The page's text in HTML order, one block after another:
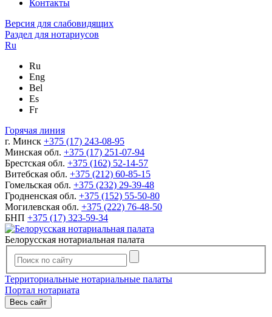
Контакты
Версия для слабовидящих
Раздел для нотариусов
Ru
Ru
Eng
Bel
Es
Fr
Горячая линия
г. Минск +375 (17) 243-08-95
Минская обл. +375 (17) 251-07-94
Брестская обл. +375 (162) 52-14-57
Витебская обл. +375 (212) 60-85-15
Гомельская обл. +375 (232) 29-39-48
Гродненская обл. +375 (152) 55-50-80
Могилевская обл. +375 (222) 76-48-50
БНП +375 (17) 323-59-34
Белорусская нотариальная палата
Территориальные нотариальные палаты
Портал нотариата
Весь сайт